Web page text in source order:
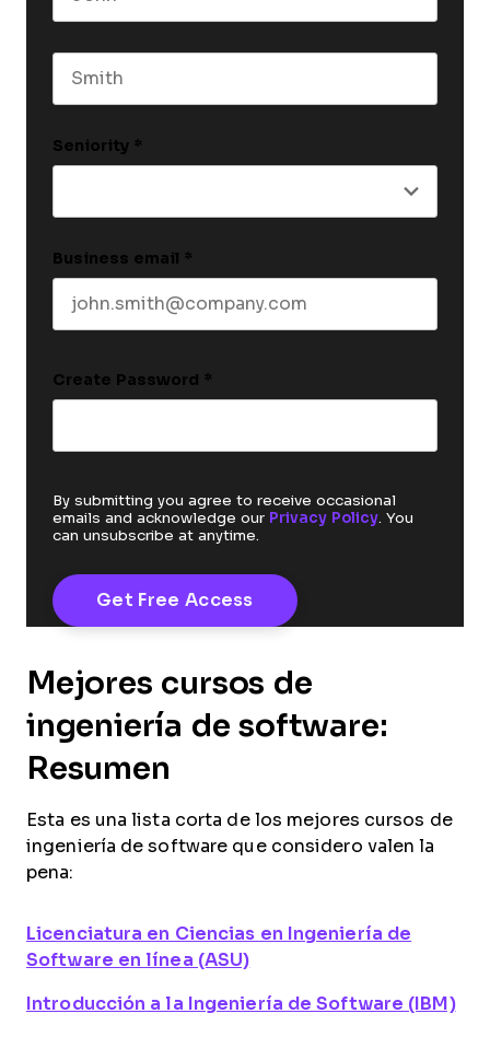
Seniority *
Business email *
Create Password *
By submitting you agree to receive occasional
emails and acknowledge our Privacy Policy. You
can unsubscribe at anytime.
Mejores cursos de
ingeniería de software:
Resumen
Esta es una lista corta de los mejores cursos de
ingeniería de software que considero valen la
pena:
Licenciatura en Ciencias en Ingeniería de
Software en línea (ASU)
Introducción a la Ingeniería de Software (IBM)